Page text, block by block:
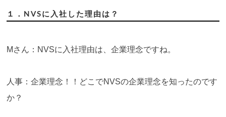
１．NVSに入社した理由は？
Mさん：NVSに入社理由は、企業理念ですね。
人事：企業理念！！どこでNVSの企業理念を知ったのです
か？